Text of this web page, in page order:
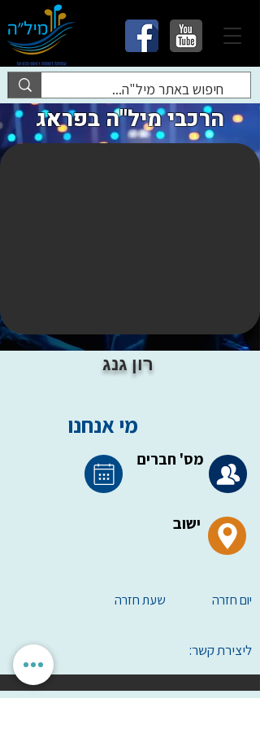
הרכבי מיל''ה בפראג
רון גנג
מי אנחנו
מס' חברים
ישוב
שעת חזרה יום חזרה
ליצירת קשר: